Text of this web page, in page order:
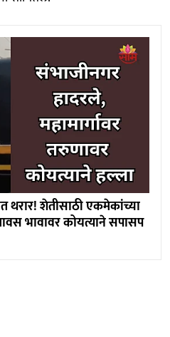
थरार! शेतीसाठी एकमेकांच्या
भावावर कोयत्याने सपासप